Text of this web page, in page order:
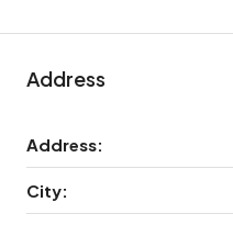
Address
Address:
City: